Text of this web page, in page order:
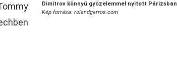
Dimitrov könnyű győzelemmel nyitott Párizsban
Kép forrása: rolandgarros.com